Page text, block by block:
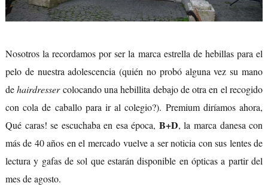
Nosotros la recordamos por ser la marca estrella de hebillas para el
pelo de nuestra adolescencia (quién no probó alguna vez su mano
dehairdressercolocando una hebillita debajo de otra en el recogido
con cola de caballo para ir al colegio?). Premium diríamos ahora,
Qué caras! se escuchaba en esa época, B+D, la marca danesa con
más de 40 años en el mercado vuelve a ser noticia con sus lentes de
lectura y gafas de sol que estarán disponible en ópticas a partir del
mes de agosto.